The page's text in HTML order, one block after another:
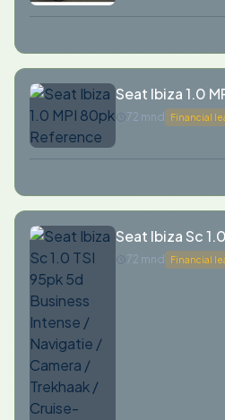
Seat Ibiza 1.0
Reference
72 mnd Financial
Seat Ibiza Sc
Business
72 mnd Financial